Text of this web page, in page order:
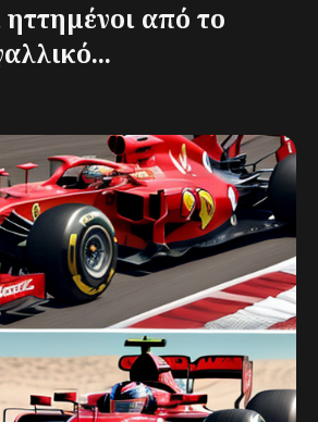
ηττημένοι από το